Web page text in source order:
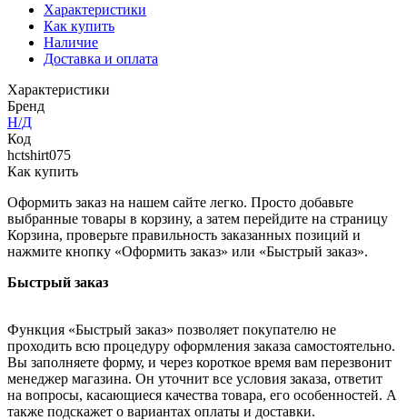
Характеристики
Как купить
Наличие
Доставка и оплата
Характеристики
Бренд
Н/Д
Код
hctshirt075
Как купить
Оформить заказ на нашем сайте легко. Просто добавьте
выбранные товары в корзину, а затем перейдите на страницу
Корзина, проверьте правильность заказанных позиций и
нажмите кнопку «Оформить заказ» или «Быстрый заказ».
Быстрый заказ
Функция «Быстрый заказ» позволяет покупателю не
проходить всю процедуру оформления заказа самостоятельно.
Вы заполняете форму, и через короткое время вам перезвонит
менеджер магазина. Он уточнит все условия заказа, ответит
на вопросы, касающиеся качества товара, его особенностей. А
также подскажет о вариантах оплаты и доставки.